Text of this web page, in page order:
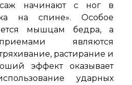
начинают с ног в
на спине». Особое
мышцам бедра, а
являются
растирание и
эффект оказывает
ударных